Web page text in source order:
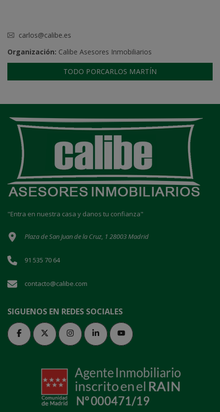
carlos@calibe.es
Organización: Calibe Asesores Inmobiliarios
TODO PORCARLOS MARTÍN
"Entra en nuestra casa y danos tu confianza"
Plaza de San Juan de la Cruz, 1 28003 Madrid
91 535 70 64
contacto@calibe.com
SIGUENOS EN REDES SOCIALES